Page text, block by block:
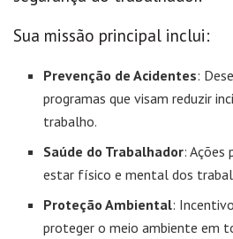
Sua missão principal inclui:
Prevenção de Acidentes:
programas que visam reduzir
trabalho.
Saúde do Trabalhador: Ações
estar físico e mental dos
Proteção Ambiental:
proteger o meio ambiente em